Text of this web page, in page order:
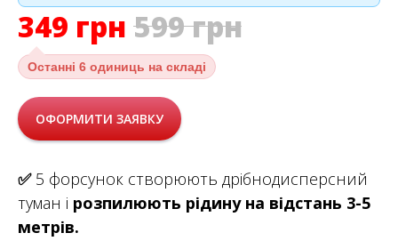
349 грн 599грн
Останні 6 одиниць на складі
ОФОРМИТИ ЗАЯВКУ
✅5 форсунок створюють дрібнодисперсний
туман і розпилюють рідину на відстань 3-5
метрів.